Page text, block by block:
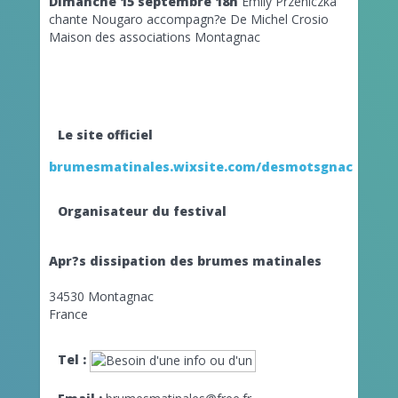
chante Nougaro accompagn?e De Michel Crosio
Maison des associations Montagnac
Le site officiel
brumesmatinales.wixsite.com/desmotsgnac
Organisateur du festival
Apr?s dissipation des brumes matinales
34530 Montagnac
France
Tel :